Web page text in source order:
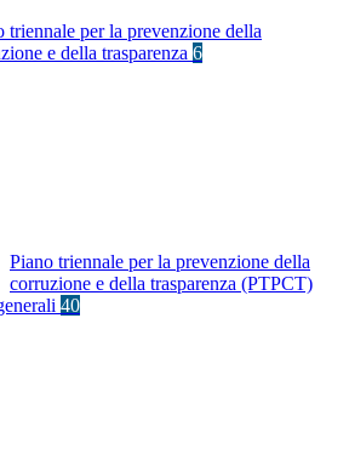
triennale per la prevenzione della
e della trasparenza 6
Piano triennale per la prevenzione della
corruzione e della trasparenza (PTPCT)
40